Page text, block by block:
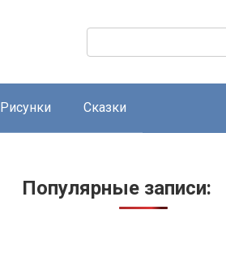
Поиск:
Рисунки Сказки
Популярные записи: